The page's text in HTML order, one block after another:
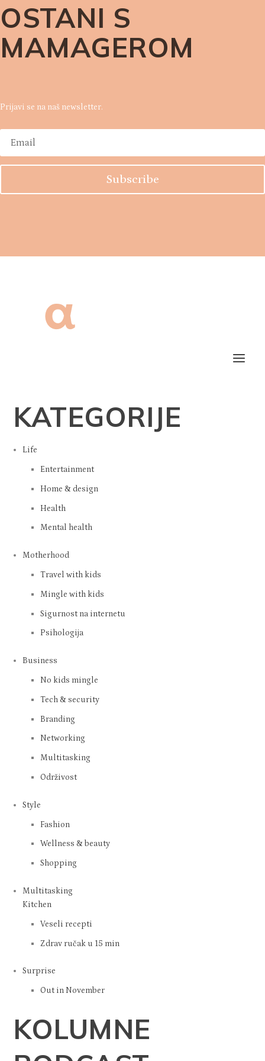
OSTANI S
MAMAGEROM
Prijavi se na naš newsletter.
Subscribe
KATEGORIJE
Life
Entertainment
Home & design
Health
Mental health
Motherhood
Travel with kids
Mingle with kids
Sigurnost na internetu
Psihologija
Business
No kids mingle
Tech & security
Branding
Networking
Multitasking
Održivost
Style
Fashion
Wellness & beauty
Shopping
Multitasking
Kitchen
Veseli recepti
Zdrav ručak u 15 min
Surprise
Out in November
KOLUMNE